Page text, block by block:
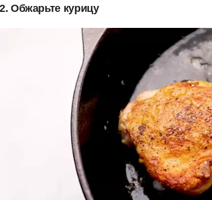
2. Обжарьте курицу